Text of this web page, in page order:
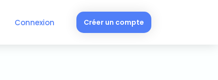
Connexion Créer un compte